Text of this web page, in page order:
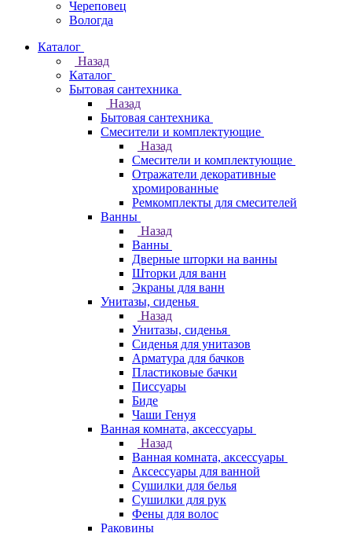
Череповец
Вологда
Каталог
Назад
Каталог
Бытовая сантехника
Назад
Бытовая сантехника
Смесители и комплектующие
Назад
Смесители и комплектующие
Отражатели декоративные
хромированные
Ремкомплекты для смесителей
Ванны
Назад
Ванны
Дверные шторки на ванны
Шторки для ванн
Экраны для ванн
Унитазы, сиденья
Назад
Унитазы, сиденья
Сиденья для унитазов
Арматура для бачков
Пластиковые бачки
Писсуары
Биде
Чаши Генуя
Ванная комната, аксессуары
Назад
Ванная комната, аксессуары
Аксессуары для ванной
Сушилки для белья
Сушилки для рук
Фены для волос
Раковины